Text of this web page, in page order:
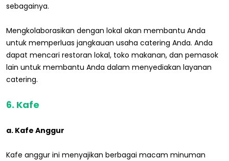
sebagainya.
Mengkolaborasikan dengan lokal akan membantu Anda
untuk memperluas jangkauan usaha catering Anda. Anda
dapat mencari restoran lokal, toko makanan, dan pemasok
lain untuk membantu Anda dalam menyediakan layanan
catering.
6. Kafe
a. Kafe Anggur
Kafe anggur ini menyajikan berbagai macam minuman